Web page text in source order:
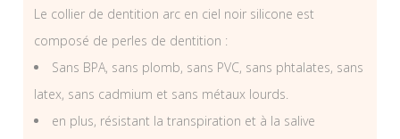
Le collier de dentition arc en ciel noir silicone est
composé de perles de dentition :
Sans BPA, sans plomb, sans PVC, sans phtalates, sans
latex, sans cadmium et sans métaux lourds.
en plus, résistant la transpiration et à la salive